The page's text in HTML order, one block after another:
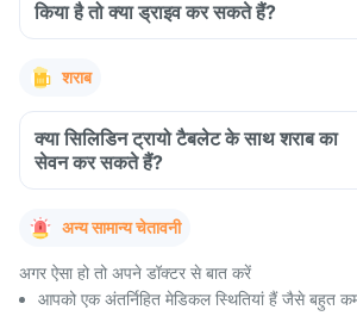
किया है तो क्या ड्राइव कर सकते हैं?
शराब
क्या सिलिडिन ट्रायो टैबलेट के साथ शराब का
सेवन कर सकते हैं?
अन्य सामान्य चेतावनी
अगर ऐसा हो तो अपने डॉक्टर से बात करें
आपको एक अंतर्निहित मेडिकल स्थितियां हैं जैसे बहुत